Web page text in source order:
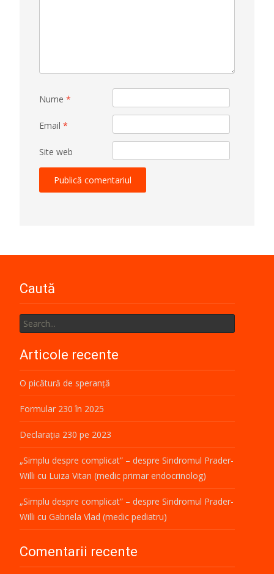
Nume *
Email *
Site web
Caută
Search
for:
Articole recente
O picătură de speranță
Formular 230 în 2025
Declarația 230 pe 2023
„Simplu despre complicat” – despre Sindromul Prader-
Willi cu Luiza Vitan (medic primar endocrinolog)
„Simplu despre complicat” – despre Sindromul Prader-
Willi cu Gabriela Vlad (medic pediatru)
Comentarii recente